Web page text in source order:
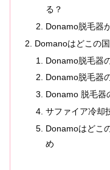
る？
Donamo脱毛器
Domanoはどこの
Donamo脱毛器
Donamo脱毛器
Donamo 脱毛器
サファイア冷却
Donamoはどこ
め